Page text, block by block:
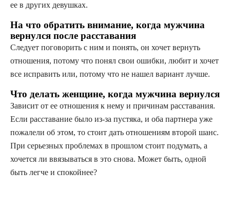
ее в других девушках.
На что обратить внимание, когда мужчина
вернулся после расставания
Следует поговорить с ним и понять, он хочет вернуть
отношения, потому что понял свои ошибки, любит и хочет
все исправить или, потому что не нашел вариант лучше.
Что делать женщине, когда мужчина вернулся
Зависит от ее отношения к нему и причинам расставания.
Если расставание было из-за пустяка, и оба партнера уже
пожалели об этом, то стоит дать отношениям второй шанс.
При серьезных проблемах в прошлом стоит подумать, а
хочется ли ввязываться в это снова. Может быть, одной
быть легче и спокойнее?